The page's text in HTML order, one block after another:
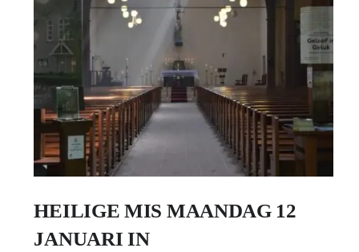
HEILIGE MIS MAANDAG 12
JANUARI IN